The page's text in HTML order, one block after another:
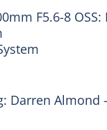
F5.6-8 OSS:
Darren Almond